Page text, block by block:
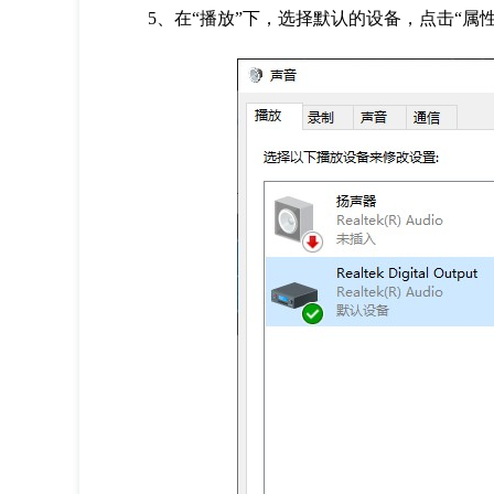
5、在“播放”下，选择默认的设备，点击“属